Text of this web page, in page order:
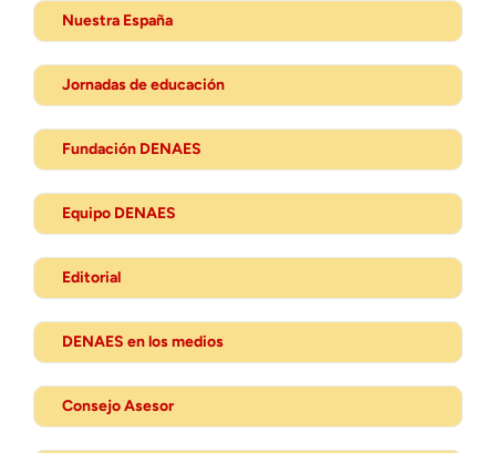
Nuestra España
Jornadas de educación
Fundación DENAES
Equipo DENAES
Editorial
DENAES en los medios
Consejo Asesor